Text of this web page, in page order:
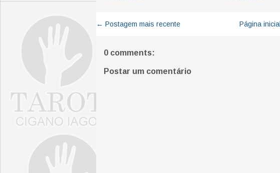
← Postagem mais recente Página inicial
0 comments:
Postar um comentário